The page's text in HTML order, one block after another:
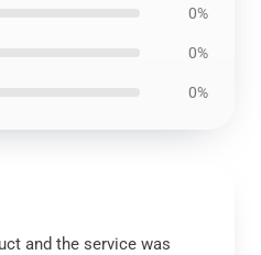
0%
0%
0%
and the service was